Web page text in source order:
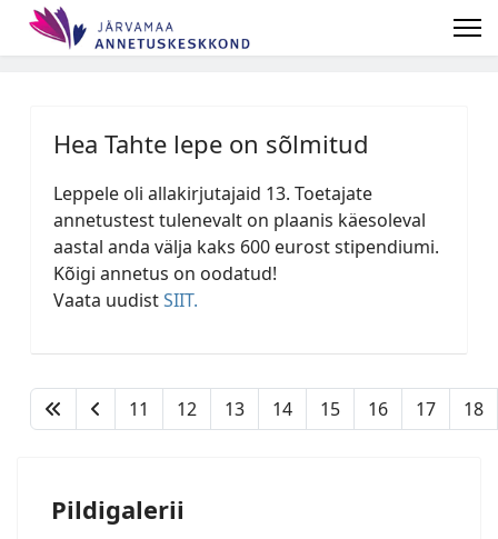
Hea Tahte lepe on sõlmitud
Leppele oli allakirjutajaid 13. Toetajate
annetustest tulenevalt on plaanis käesoleval
aastal anda välja kaks 600 eurost stipendiumi.
Kõigi annetus on oodatud!
Vaata uudistSIIT.
11 12 13 14 15 16 17 18
Pildigalerii